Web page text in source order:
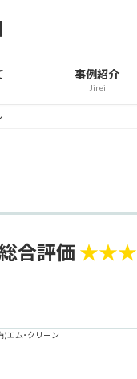
事例紹介
Jirei
合評価 ★★★
)エム･クリーン